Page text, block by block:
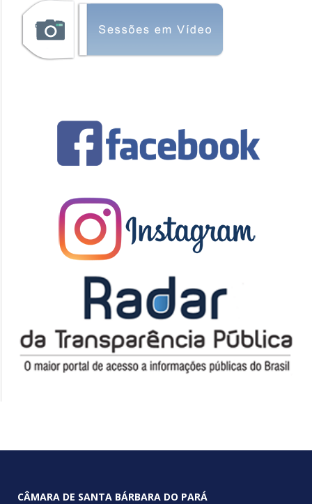
CÂMARA DE SANTA BÁRBARA DO PARÁ